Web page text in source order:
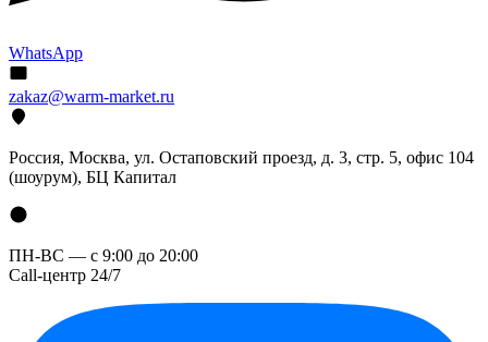
WhatsApp
zakaz@warm-market.ru
Россия, Москва, ул. Остаповский проезд, д. 3, стр. 5, офис 104
(шоурум), БЦ Капитал
ПН-ВС — с 9:00 до 20:00
Call-центр 24/7